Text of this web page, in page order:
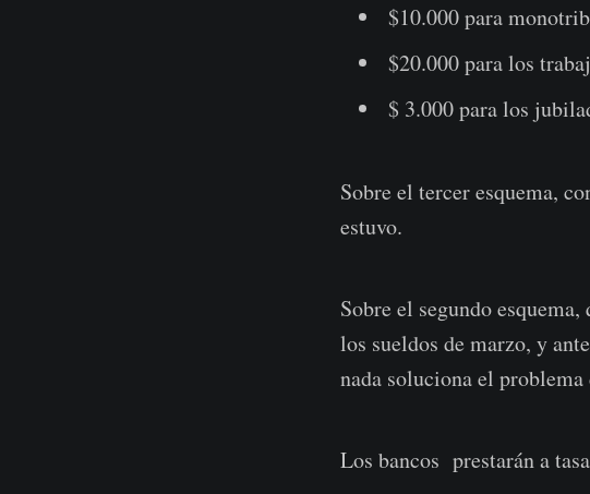
$10.000 para
$20.000 para los
$ 3.000 para los
Sobre el tercer esquema,
estuvo.
Sobre el segundo
los sueldos de marzo, y
nada soluciona el problema
Los bancos prestarán a